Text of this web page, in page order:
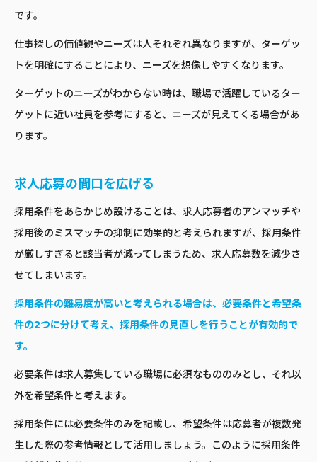
です。
仕事探しの価値観やニーズは人それぞれ異なりますが、ターゲッ
トを明確にすることにより、ニーズを想像しやすくなります。
ターゲットのニーズがわからない時は、職場で活躍しているター
ゲットに近い社員を参考にすると、ニーズが見えてくる場合があ
ります。
求人応募の間口を広げる
採用条件をあらかじめ設けることは、求人応募者のアンマッチや
採用後のミスマッチの抑制に効果的と考えられますが、採用条件
が厳しすぎると該当者が減ってしまうため、求人応募数を減少さ
せてしまいます。
採用条件の難易度が高いと考えられる場合は、必要条件と希望条
件の2つに分けて考え、採用条件の見直しを行うことが有効的で
す。
必要条件は求人募集している職場に必須なもののみとし、それ以
外を希望条件と考えます。
採用条件には必要条件のみを記載し、希望条件は応募者が複数発
生した際の参考情報として活用しましょう。このように採用条件